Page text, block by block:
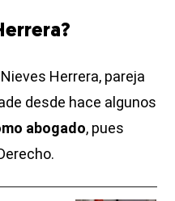
Herrera, pareja
desde hace algunos
abogado, pues